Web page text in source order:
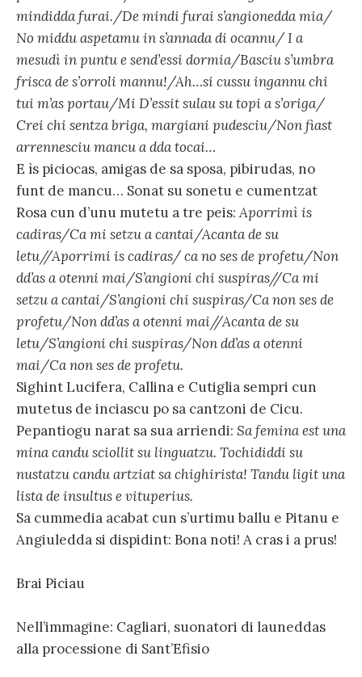
mindidda furai./De mindi furai s’angionedda mia/
No middu aspetamu in s’annada di ocannu/ I a
mesudì in puntu e send’essi dormia/Basciu s’umbra
frisca de s’orroli mannu!/Ah…si cussu ingannu chi
tui m’as portau/Mi D’essit sulau su topi a s’origa/
Crei chi sentza briga, margiani pudesciu/Non fiast
arrennesciu mancu a dda tocai…
E ìs piciocas, amigas de sa sposa, pibirudas, no
funt de mancu… Sonat su sonetu e cumentzat
Rosa cun d’unu mutetu a tre peis:Aporrimì is
cadiras/Ca mi setzu a cantai/Acanta de su
letu//Aporrimi is cadiras/ ca no ses de profetu/Non
dd’as a otenni mai/S’angioni chi suspiras//Ca mi
setzu a cantai/S’angioni chi suspiras/Ca non ses de
profetu/Non dd’as a otenni mai//Acanta de su
letu/S’angioni chi suspiras/Non dd’as a otenni
mai/Ca non ses de profetu.
Sighint Lucifera, Callina e Cutiglia sempri cun
mutetus de inciascu po sa cantzoni de Cicu.
Pepantiogu narat sa sua arriendi: Sa femina est una
mina candu sciollit su linguatzu. Tochididdi su
nustatzu candu artziat sa chighirista! Tandu ligit una
lista de insultus e vituperius.
Sa cummedia acabat cun s’urtimu ballu e Pitanu e
Angiuledda si dispidint: Bona noti! A cras i a prus!
Brai Piciau
Nell’immagine: Cagliari, suonatori di launeddas
alla processione di Sant’Efisio